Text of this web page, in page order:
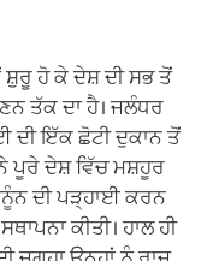
ਸ਼ੁਰੂ ਹੋ ਕੇ ਦੇਸ਼ ਦੀ ਸਭ ਤੋਂ
ਤੱਕ ਦਾ ਹੈ। ਜਲੰਧਰ
ਦੀ ਇੱਕ ਛੋਟੀ ਦੁਕਾਨ ਤੋਂ
ਪੂਰੇ ਦੇਸ਼ ਵਿੱਚ ਮਸ਼ਹੂਰ
ਦੀ ਪੜ੍ਹਾਈ ਕਰਨ
ਕੀਤੀ। ਹਾਲ ਹੀ